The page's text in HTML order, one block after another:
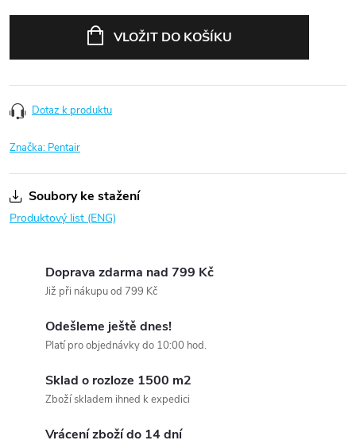
VLOŽIT DO KOŠÍKU
Dotaz k produktu
Značka: Pentair
Soubory ke stažení
Produktový list (ENG)
Doprava zdarma nad 799 Kč
Již při nákupu od 799 Kč
Odešleme ještě dnes!
Platí pro objednávky do 10:00 hod.
Sklad o rozloze 1500 m2
Zboží skladem ihned k expedici
Vrácení zboží do 14 dní